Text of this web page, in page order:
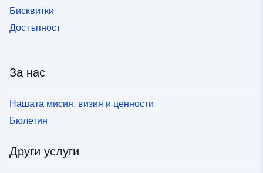
Бисквитки
Достъпност
За нас
Нашата мисия, визия и ценности
Бюлетин
Други услуги